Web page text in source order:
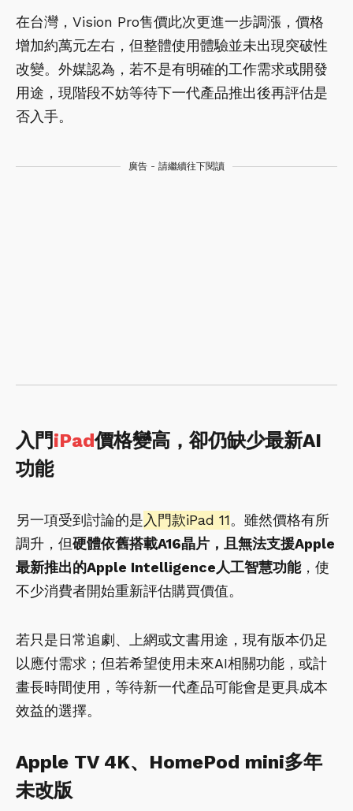
在台灣，Vision Pro售價此次更進一步調漲，價格
增加約萬元左右，但整體使用體驗並未出現突破性
改變。外媒認為，若不是有明確的工作需求或開發
用途，現階段不妨等待下一代產品推出後再評估是
否入手。
廣告 - 請繼續往下閱讀
入門iPad價格變高，卻仍缺少最新AI
功能
另一項受到討論的是 入門款iPad 11。雖然價格有所
調升，但硬體依舊搭載A16晶片，且無法支援Apple
最新推出的Apple Intelligence人工智慧功能，使
不少消費者開始重新評估購買價值。
若只是日常追劇、上網或文書用途，現有版本仍足
以應付需求；但若希望使用未來AI相關功能，或計
畫長時間使用，等待新一代產品可能會是更具成本
效益的選擇。
Apple TV 4K、HomePod mini多年
未改版